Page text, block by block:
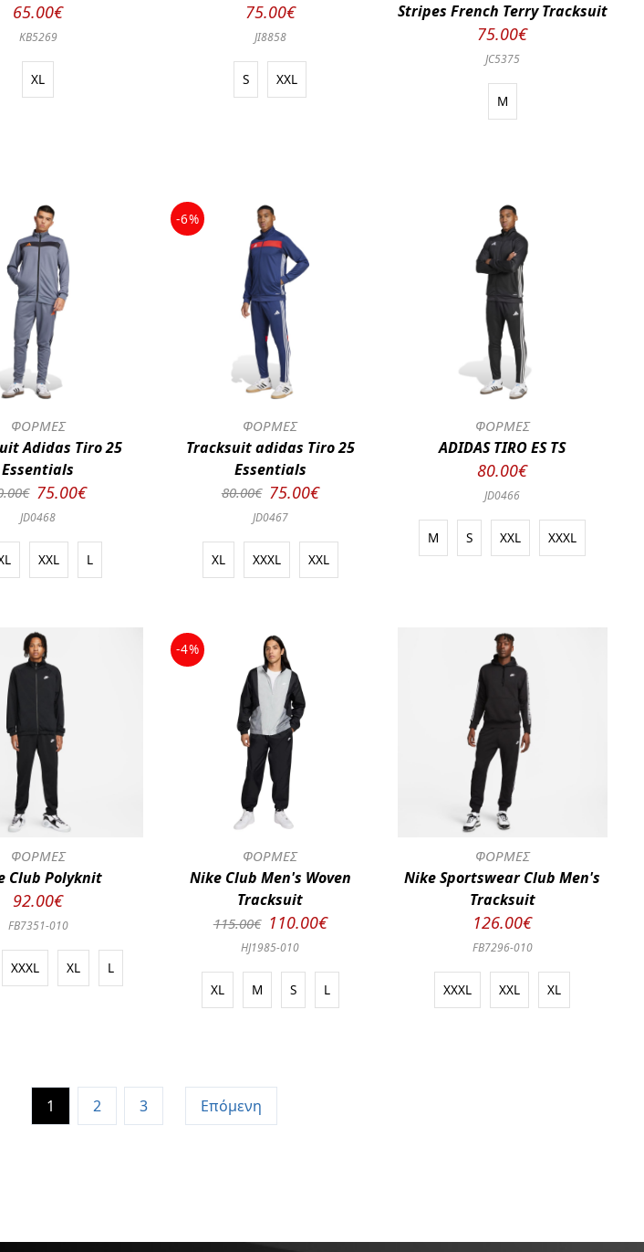
65.00€
KB5269
XL
75.00€
JI8858
S XXL
Stripes French Terry Tracksuit
75.00€
JC5375
M
ΦΟΡΜΕΣ
Adidas Tiro 25
Essentials
75.00€
JD0468
XXL L
-6%
ΦΟΡΜΕΣ
Tracksuit adidas Tiro 25
Essentials
80.00€ 75.00€
JD0467
XL XXXL XXL
ΦΟΡΜΕΣ
ADIDAS TIRO ES TS
80.00€
JD0466
M S XXL XXXL
ΦΟΡΜΕΣ
Club Polyknit
92.00€
FB7351-010
XXXL XL L
-4%
ΦΟΡΜΕΣ
Nike Club Men's Woven
Tracksuit
115.00€ 110.00€
HJ1985-010
XL M S L
ΦΟΡΜΕΣ
Nike Sportswear Club Men's
Tracksuit
126.00€
FB7296-010
XXXL XXL XL
1 2 3 Επόμενη